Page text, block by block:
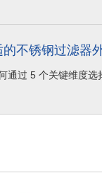
不锈钢过滤器
通过 5 个关键维度选